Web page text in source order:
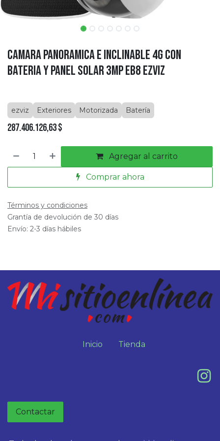
Camara Panoramica e Inclinable 4G con
Bateria y Panel Solar 3MP EB8 EZVIZ
ezviz Exteriores Motorizada Batería
287.406.126,63$
Agregar al carrito
Comprar ahora
Términos y condiciones
Grantía de devolución de 30 días
Envío: 2-3 días hábiles
Inicio Tienda
Contactar